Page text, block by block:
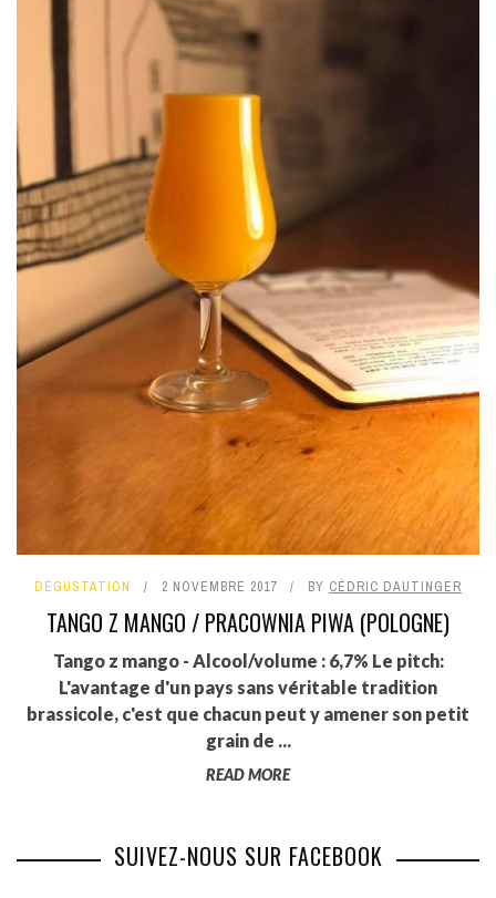
DÉGUSTATION 2 NOVEMBRE 2017 BY CÉDRIC DAUTINGER
TANGO Z MANGO / PRACOWNIA PIWA (POLOGNE)
Tango z mango - Alcool/volume : 6,7% Le pitch:
L'avantage d'un pays sans véritable tradition
brassicole, c'est que chacun peut y amener son petit
grain de ...
READ MORE
SUIVEZ-NOUS SUR FACEBOOK